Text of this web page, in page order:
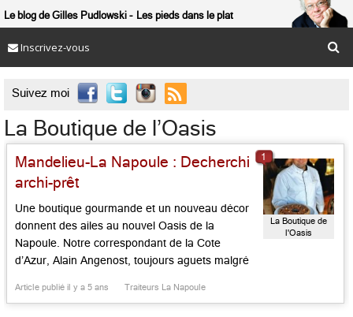
Le blog de Gilles Pudlowski Les pieds dans le plat
Inscrivez-vous
Suivez moi 
La Boutique de l’Oasis
Mandelieu-La Napoule : Decherchi
archi-prêt
Une boutique gourmande et un nouveau décor
donnent des ailes au nouvel Oasis de la
Napoule. Notre correspondant de la Cote
d’Azur, Alain Angenost, toujours aguets malgré
annoncé, il y a près d’an, l’arrivée de de Nicolas
Article publié il y a 5 ans Traiteurs La Napoule
La Boutique de
l'Oasis
1